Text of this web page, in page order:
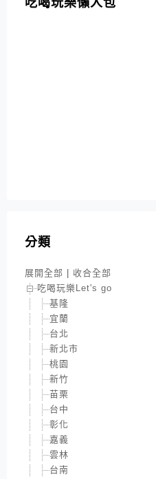
分類
展開全部
收合全部
吃喝玩樂Let's go
基隆
宜蘭
台北
新北市
桃園
新竹
苗栗
台中
彰化
嘉義
雲林
台南